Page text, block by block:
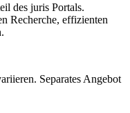
des juris Portals.
Recherche, effizienten
Separates Angebot